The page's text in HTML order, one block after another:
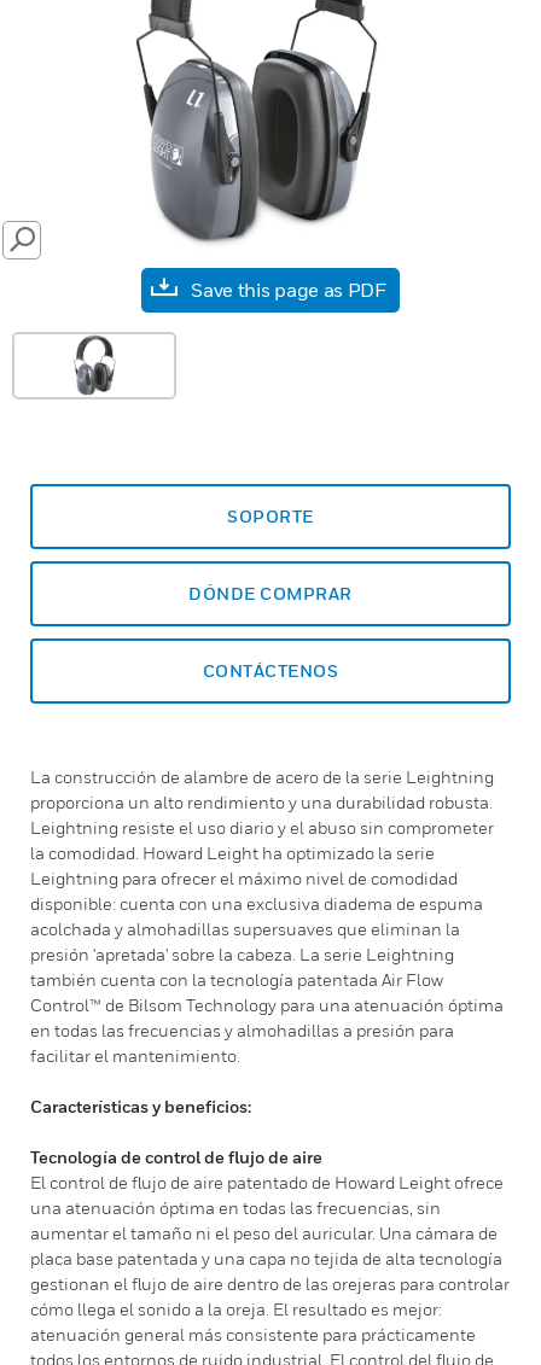
SEARCH
Save this page as PDF
SOPORTE
DÓNDE COMPRAR
CONTÁCTENOS
La construcción de alambre de acero de la serie Leightning
proporciona un alto rendimiento y una durabilidad robusta.
Leightning resiste el uso diario y el abuso sin comprometer
la comodidad. Howard Leight ha optimizado la serie
Leightning para ofrecer el máximo nivel de comodidad
disponible: cuenta con una exclusiva diadema de espuma
acolchada y almohadillas supersuaves que eliminan la
presión 'apretada' sobre la cabeza. La serie Leightning
también cuenta con la tecnología patentada Air Flow
Control™ de Bilsom Technology para una atenuación óptima
en todas las frecuencias y almohadillas a presión para
facilitar el mantenimiento.
Características y beneficios:
Tecnología de control de flujo de aire
El control de flujo de aire patentado de Howard Leight ofrece
una atenuación óptima en todas las frecuencias, sin
aumentar el tamaño ni el peso del auricular. Una cámara de
placa base patentada y una capa no tejida de alta tecnología
gestionan el flujo de aire dentro de las orejeras para controlar
cómo llega el sonido a la oreja. El resultado es mejor:
atenuación general más consistente para prácticamente
todos los entornos de ruido industrial. El control del flujo de